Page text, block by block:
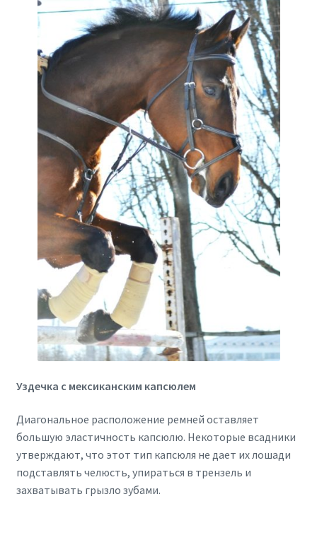
Уздечка с мексиканским капсюлем
Диагональное расположение ремней оставляет
большую эластичность капсюлю. Некоторые всадники
утверждают, что этот тип капсюля не дает их лошади
подставлять челюсть, упираться в трензель и
захватывать грызло зубами.